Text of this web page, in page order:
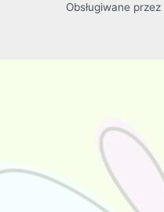
Obsługiwane przez